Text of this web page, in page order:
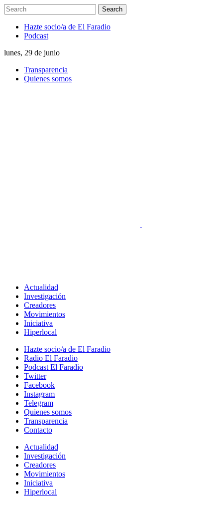
Hazte socio/a de El Faradio
Podcast
lunes, 29 de junio
Transparencia
Quienes somos
Actualidad
Investigación
Creadores
Movimientos
Iniciativa
Hiperlocal
Hazte socio/a de El Faradio
Radio El Faradio
Podcast El Faradio
Twitter
Facebook
Instagram
Telegram
Quienes somos
Transparencia
Contacto
Actualidad
Investigación
Creadores
Movimientos
Iniciativa
Hiperlocal